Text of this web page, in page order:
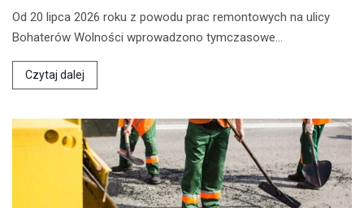
Od 20 lipca 2026 roku z powodu prac remontowych na ulicy
Bohaterów Wolności wprowadzono tymczasowe…
Czytaj dalej